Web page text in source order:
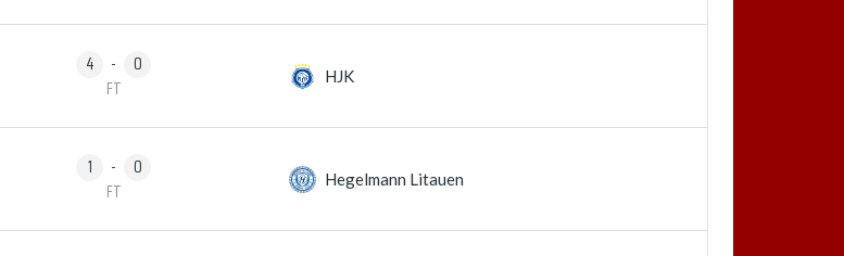
4 -
0
FT
HJK
1 -
0
FT
Hegelmann Litauen